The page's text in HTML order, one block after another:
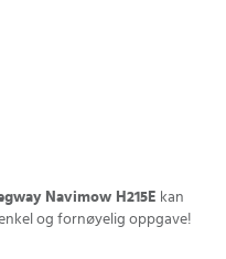
Navimow H215E kan
og fornøyelig oppgave!